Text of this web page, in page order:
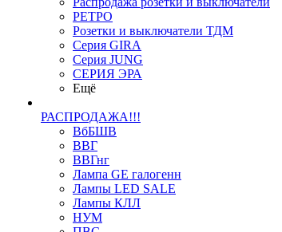
РЕТРО
Розетки и выключатели ТДМ
Серия GIRA
Серия JUNG
СЕРИЯ ЭРА
Ещё
РАСПРОДАЖА!!!
ВбБШВ
ВВГ
ВВГнг
Лампа GE галогенн
Лампы LED SALE
Лампы КЛЛ
НУМ